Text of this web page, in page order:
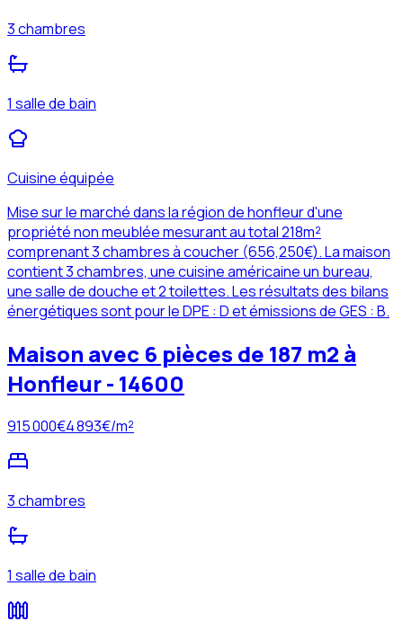
3 chambres
1 salle de bain
Cuisine équipée
Mise sur le marché dans la région de honfleur d'une
propriété non meublée mesurant au total 218m²
comprenant 3 chambres à coucher (656,250€). La maison
contient 3 chambres, une cuisine américaine un bureau,
une salle de douche et 2 toilettes. Les résultats des bilans
énergétiques sont pour le DPE : D et émissions de GES : B.
Maison avec 6 pièces de 187 m2 à
Honfleur - 14600
915 000€4 893€/m²
3 chambres
1 salle de bain